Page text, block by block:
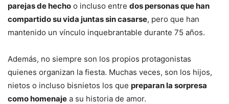
parejas de hecho o incluso entre dos personas que han
compartido su vida juntas sin casarse, pero que han
mantenido un vínculo inquebrantable durante 75 años.
Además, no siempre son los propios protagonistas
quienes organizan la fiesta. Muchas veces, son los hijos,
nietos o incluso bisnietos los que preparan la sorpresa
como homenaje a su historia de amor.